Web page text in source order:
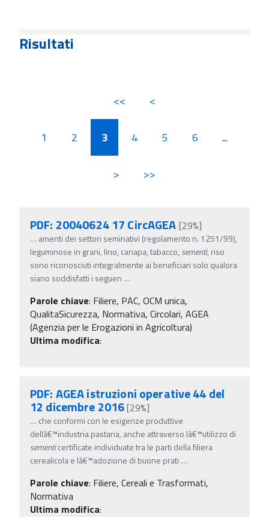
Risultati
<< <
1 2 3 4 5 6 ...
> >>
PDF: 20040624 17 CircAGEA [29%]
… amenti dei settori seminativi (regolamento n. 1251/99),
leguminose in grani, lino, canapa, tabacco, sementi, riso
sono riconosciuti integralmente ai beneficiari solo qualora
siano soddisfatti i seguen …
Parole chiave: Filiere, PAC, OCM unica,
QualitaSicurezza, Normativa, Circolari, AGEA
(Agenzia per le Erogazioni in Agricoltura)
Ultima modifica:
PDF: AGEA istruzioni operative 44 del
12 dicembre 2016[29%]
… che conformi con le esigenze produttive
dellâ€™industria pastaria, anche attraverso lâ€™utilizzo di
sementicertificate individuate tra le parti della filiera
cerealicola e lâ€™adozione di buone prati …
Parole chiave: Filiere, Cereali e Trasformati,
Normativa
Ultima modifica: